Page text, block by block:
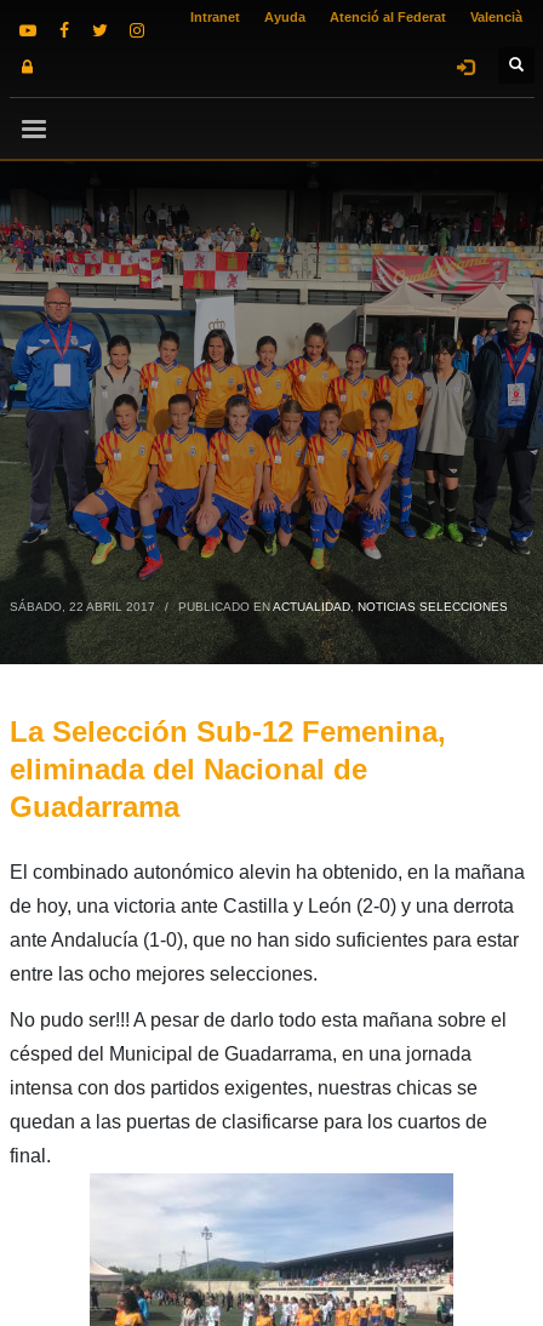
Intranet Ayuda Atenció al Federat Valencià
SÁBADO, 22 ABRIL 2017 / PUBLICADO ENACTUALIDAD, NOTICIAS SELECCIONES
La Selección Sub-12 Femenina,
eliminada del Nacional de
Guadarrama
El combinado autonómico alevin ha obtenido, en la mañana
de hoy, una victoria ante Castilla y León (2-0) y una derrota
ante Andalucía (1-0), que no han sido suficientes para estar
entre las ocho mejores selecciones.
No pudo ser!!! A pesar de darlo todo esta mañana sobre el
césped del Municipal de Guadarrama, en una jornada
intensa con dos partidos exigentes, nuestras chicas se
quedan a las puertas de clasificarse para los cuartos de
final.